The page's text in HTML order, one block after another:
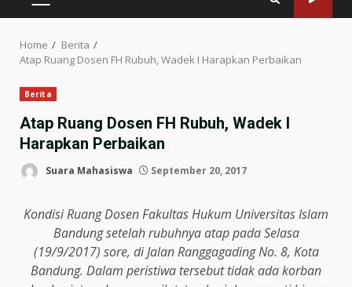
Home
Berita
Atap Ruang Dosen FH Rubuh, Wadek I Harapkan Perbaikan
Berita
Atap Ruang Dosen FH Rubuh, Wadek I
Harapkan Perbaikan
Suara Mahasiswa September 20, 2017
Kondisi Ruang Dosen Fakultas Hukum Universitas Islam
Bandung setelah rubuhnya atap pada Selasa
(19/9/2017) sore, di Jalan Ranggagading No. 8, Kota
Bandung. Dalam peristiwa tersebut tidak ada korban